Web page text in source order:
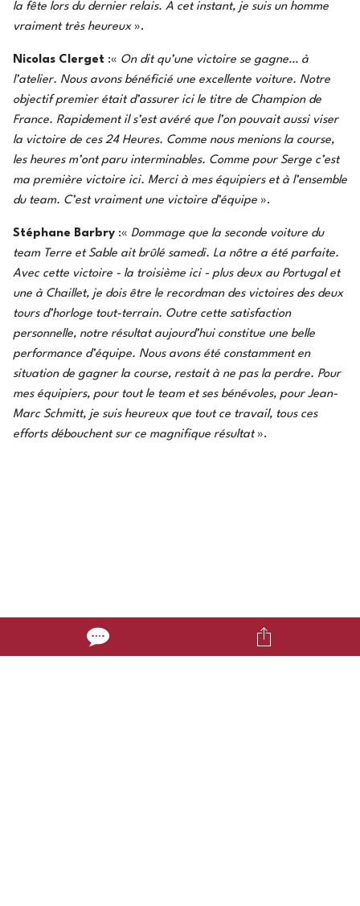
la fête lors du dernier relais. A cet instant, je suis un homme
vraiment très heureux ».
Nicolas Clerget :« On dit qu’une victoire se gagne… à
l’atelier. Nous avons bénéficié une excellente voiture. Notre
objectif premier était d’assurer ici le titre de Champion de
France. Rapidement il s’est avéré que l’on pouvait aussi viser
la victoire de ces 24 Heures. Comme nous menions la course,
les heures m’ont paru interminables. Comme pour Serge c’est
ma première victoire ici. Merci à mes équipiers et à l’ensemble
du team. C’est vraiment une victoire d’équipe ».
Stéphane Barbry :« Dommage que la seconde voiture du
team Terre et Sable ait brûlé samedi. La nôtre a été parfaite.
Avec cette victoire - la troisième ici - plus deux au Portugal et
une à Chaillet, je dois être le recordman des victoires des deux
tours d’horloge tout-terrain. Outre cette satisfaction
personnelle, notre résultat aujourd’hui constitue une belle
performance d’équipe. Nous avons été constamment en
situation de gagner la course, restait à ne pas la perdre. Pour
mes équipiers, pour tout le team et ses bénévoles, pour Jean-
Marc Schmitt, je suis heureux que tout ce travail, tous ces
efforts débouchent sur ce magnifique résultat».